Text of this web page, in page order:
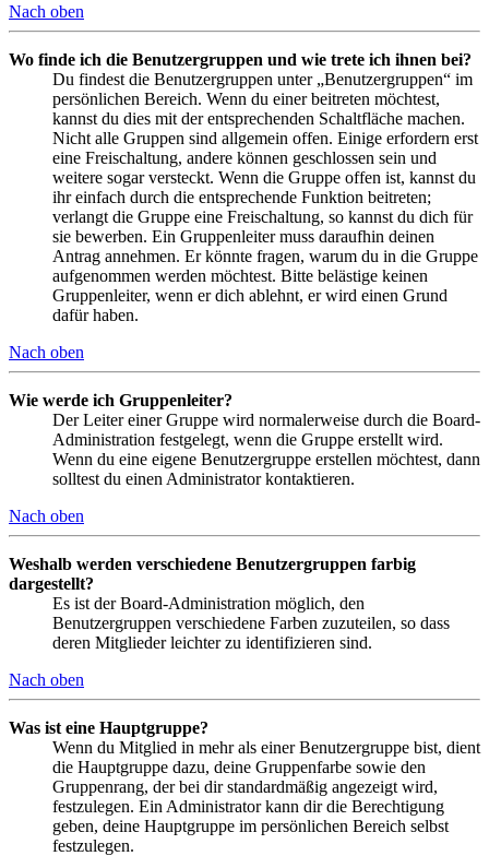
Nach oben
Wo finde ich die Benutzergruppen und wie trete ich ihnen bei?
Du findest die Benutzergruppen unter „Benutzergruppen“ im
persönlichen Bereich. Wenn du einer beitreten möchtest,
kannst du dies mit der entsprechenden Schaltfläche machen.
Nicht alle Gruppen sind allgemein offen. Einige erfordern erst
eine Freischaltung, andere können geschlossen sein und
weitere sogar versteckt. Wenn die Gruppe offen ist, kannst du
ihr einfach durch die entsprechende Funktion beitreten;
verlangt die Gruppe eine Freischaltung, so kannst du dich für
sie bewerben. Ein Gruppenleiter muss daraufhin deinen
Antrag annehmen. Er könnte fragen, warum du in die Gruppe
aufgenommen werden möchtest. Bitte belästige keinen
Gruppenleiter, wenn er dich ablehnt, er wird einen Grund
dafür haben.
Nach oben
Wie werde ich Gruppenleiter?
Der Leiter einer Gruppe wird normalerweise durch die Board-
Administration festgelegt, wenn die Gruppe erstellt wird.
Wenn du eine eigene Benutzergruppe erstellen möchtest, dann
solltest du einen Administrator kontaktieren.
Nach oben
Weshalb werden verschiedene Benutzergruppen farbig
dargestellt?
Es ist der Board-Administration möglich, den
Benutzergruppen verschiedene Farben zuzuteilen, so dass
deren Mitglieder leichter zu identifizieren sind.
Nach oben
Was ist eine Hauptgruppe?
Wenn du Mitglied in mehr als einer Benutzergruppe bist, dient
die Hauptgruppe dazu, deine Gruppenfarbe sowie den
Gruppenrang, der bei dir standardmäßig angezeigt wird,
festzulegen. Ein Administrator kann dir die Berechtigung
geben, deine Hauptgruppe im persönlichen Bereich selbst
festzulegen.